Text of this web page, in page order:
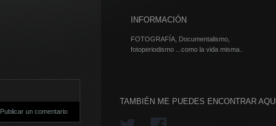
Publicar un comentario
INFORMACIÓN
FOTOGRAFÍA, Documentalismo,
fotoperiodismo ...como la vida misma..
TAMBIÉN ME PUEDES ENCONTRAR AQUÍ